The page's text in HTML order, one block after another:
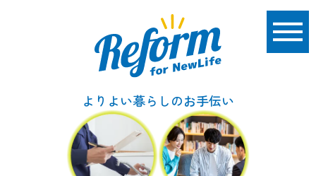
よりよい暮らしのお手伝い